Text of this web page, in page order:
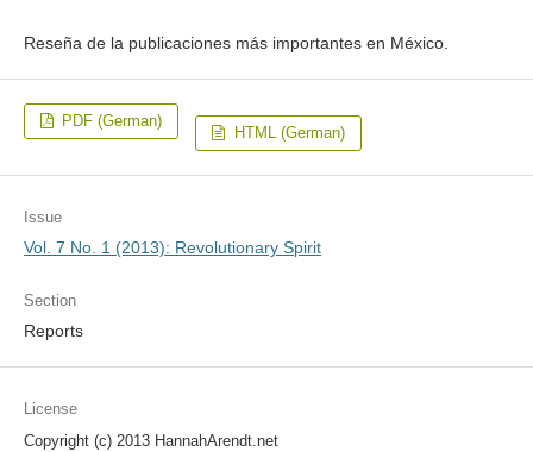
Reseña de la publicaciones más importantes en México.
PDF (German)
HTML (German)
Issue
Vol. 7 No. 1 (2013): Revolutionary Spirit
Section
Reports
License
Copyright (c) 2013 HannahArendt.net